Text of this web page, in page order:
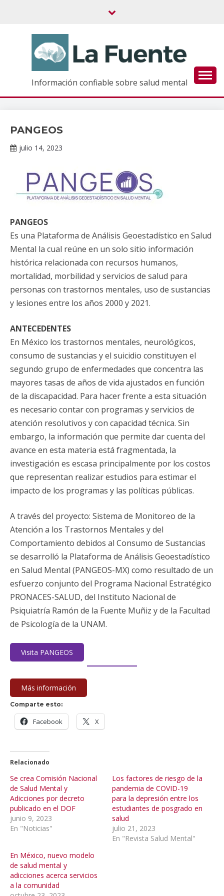
Información confiable sobre salud mental
Información
PANGEOS
julio 14, 2023
PANGEOS
Es una Plataforma de Análisis Geoestadístico en Salud
Mental la cual reúne en un solo sitio información
histórica relacionada con recursos humanos,
mortalidad, morbilidad y servicios de salud para
personas con trastornos mentales, uso de sustancias
y lesiones entre los años 2000 y 2021.
ANTECEDENTES
En México los trastornos mentales, neurológicos,
consumo de sustancias y el suicidio constituyen el
segundo grupo de enfermedades que concentra las
mayores tasas de años de vida ajustados en función
de la discapacidad. Para hacer frente a esta situación
es necesario contar con programas y servicios de
atención resolutivos y con capacidad técnica. Sin
embargo, la información que permite dar cuenta del
avance en esta materia está fragmentada, la
investigación es escasa principalmente por los costos
que representan realizar estudios para estimar el
impacto de los programas y las políticas públicas.
A través del proyecto: Sistema de Monitoreo de la
Atención a los Trastornos Mentales y del
Comportamiento debidos al Consumo de Sustancias
se desarrolló la Plataforma de Análisis Geoestadístico
en Salud Mental (PANGEOS-MX) como resultado de un
esfuerzo conjunto del Programa Nacional Estratégico
PRONACES-SALUD, del Instituto Nacional de
Psiquiatría Ramón de la Fuente Muñiz y de la Facultad
de Psicología de la UNAM.
Visita PANGEOS
Más información
Comparte esto:
Facebook X
Relacionado
Se crea Comisión Nacional
de Salud Mental y
Adicciones por decreto
publicado en el DOF
junio 9, 2023
En "Noticias"
Los factores de riesgo de la
pandemia de COVID-19
para la depresión entre los
estudiantes de posgrado en
salud
julio 21, 2023
En "Revista Salud Mental"
En México, nuevo modelo
de salud mental y
adicciones acerca servicios
a la comunidad